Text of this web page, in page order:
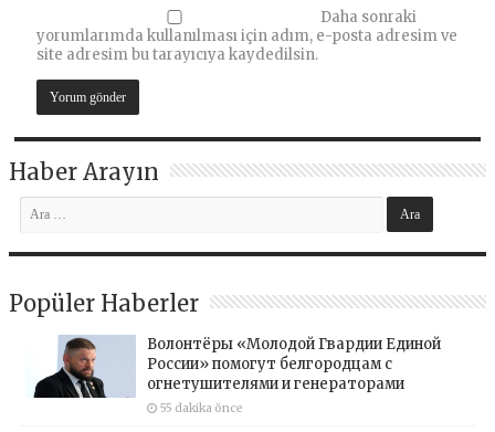
Daha sonraki
yorumlarımda kullanılması için adım, e-posta adresim ve
site adresim bu tarayıcıya kaydedilsin.
Haber Arayın
Popüler Haberler
Волонтёры «Молодой Гвардии Единой
России» помогут белгородцам с
огнетушителями и генераторами
55 dakika önce